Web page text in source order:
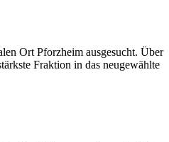
Ort Pforzheim ausgesucht. Über
Fraktion in das neugewählte